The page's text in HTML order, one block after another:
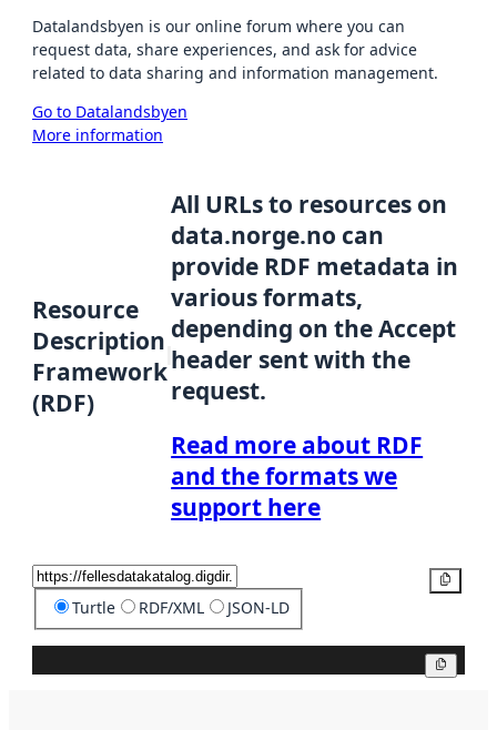
Datalandsbyen is our online forum where you can
request data, share experiences, and ask for advice
related to data sharing and information management.
Go to Datalandsbyen
More information
Resource
Description
Framework
(RDF)
All URLs to resources on
data.norge.no can
provide RDF metadata in
various formats,
depending on the Accept
header sent with the
request.
Read more about RDF
and the formats we
support here
Turtle RDF/XML JSON-LD